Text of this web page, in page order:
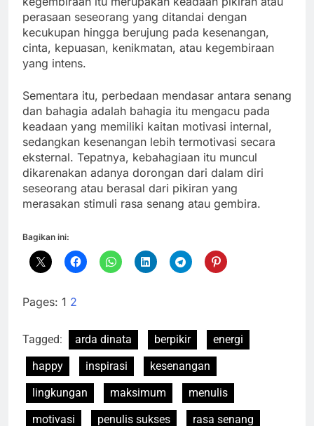
perasaan seseorang yang ditandai dengan
kecukupan hingga berujung pada kesenangan,
cinta, kepuasan, kenikmatan, atau kegembiraan
yang intens.
Sementara itu, perbedaan mendasar antara senang
dan bahagia adalah bahagia itu mengacu pada
keadaan yang memiliki kaitan motivasi internal,
sedangkan kesenangan lebih termotivasi secara
eksternal. Tepatnya, kebahagiaan itu muncul
dikarenakan adanya dorongan dari dalam diri
seseorang atau berasal dari pikiran yang
merasakan stimuli rasa senang atau gembira.
Bagikan ini:
Pages: 1 2
Tagged: arda dinata berpikir
energi
happy
inspirasi
kesenangan
lingkungan
maksimum
menulis
motivasi
penulis sukses
rasa senang